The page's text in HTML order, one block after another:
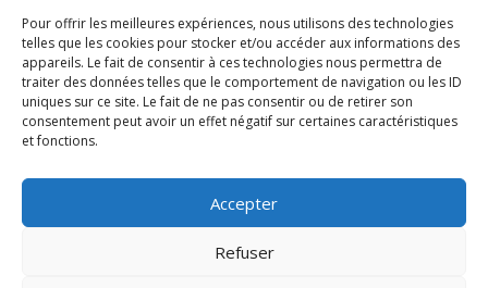
Pour offrir les meilleures expériences, nous utilisons des technologies
telles que les cookies pour stocker et/ou accéder aux informations des
appareils. Le fait de consentir à ces technologies nous permettra de
traiter des données telles que le comportement de navigation ou les ID
uniques sur ce site. Le fait de ne pas consentir ou de retirer son
consentement peut avoir un effet négatif sur certaines caractéristiques
et fonctions.
Accepter
Refuser
Rocknfool, n'hésite
pas à nous envoyer
tes chroniques de
concerts, de films,
séries ou des billets
d'humeur :
net